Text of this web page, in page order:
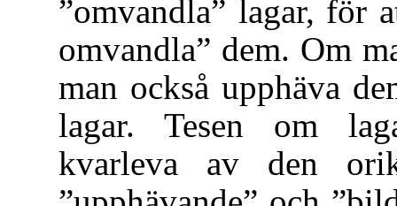
”omvandla” lagar, för
omvandla” dem. Om
man också upphäva
lagar. Tesen om
kvarleva av den